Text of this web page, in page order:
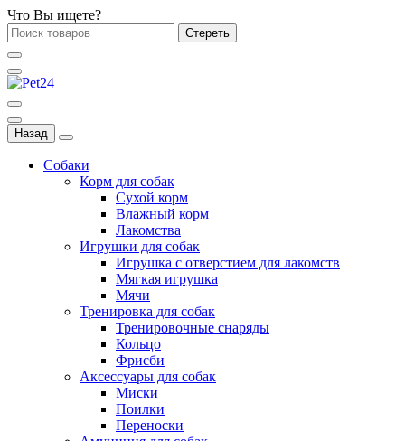
Что Вы ищете?
Стереть
Назад
Собаки
Корм для собак
Сухой корм
Влажный корм
Лакомства
Игрушки для собак
Игрушка с отверстием для лакомств
Мягкая игрушка
Мячи
Тренировка для собак
Тренировочные снаряды
Кольцо
Фрисби
Аксессуары для собак
Миски
Поилки
Переноски